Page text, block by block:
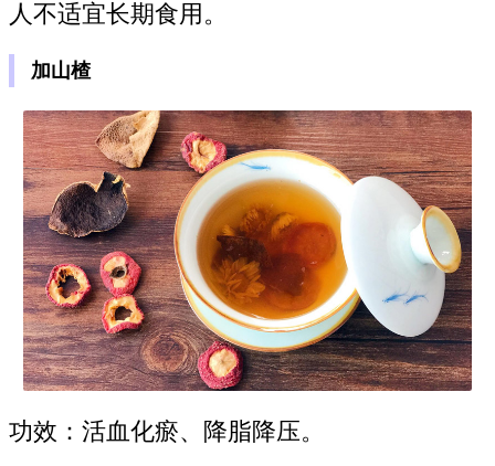
人不适宜长期食用。
加山楂
功效：活血化瘀、降脂降压。